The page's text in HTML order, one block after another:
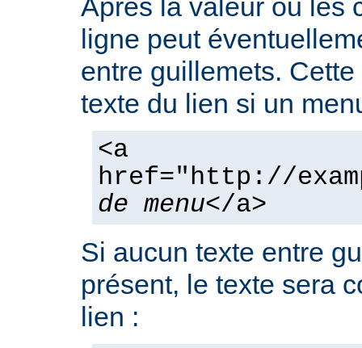
Après la valeur ou les
ligne peut
entre guillemets.
texte du lien si un
<a
href="http://
de menu</a>
Si aucun texte entre
présent, le texte sera
lien :